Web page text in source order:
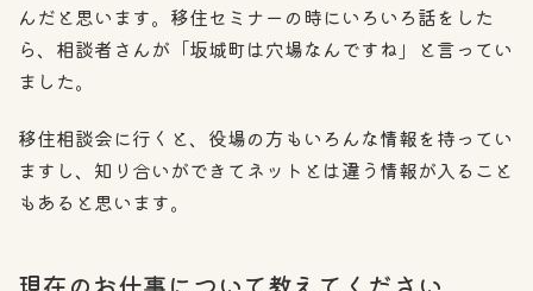
んだと思います。移住セミナーの時にいろいろ話をした
ら、相談者さんが「坂城町は穴場なんですね」と言ってい
ました。
移住相談会に行くと、役場の方もいろんな情報を持ってい
ますし、知り合いができてネットとは違う情報が入ること
もあると思います。